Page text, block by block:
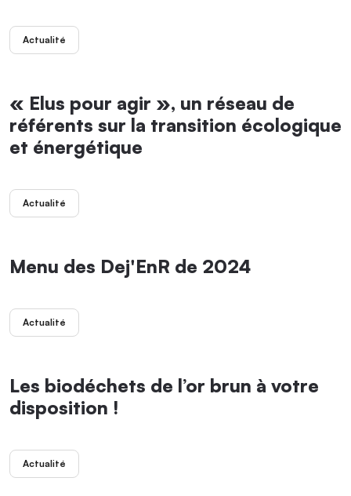
Actualité
« Elus pour agir », un réseau de
référents sur la transition écologique
et énergétique
Actualité
Menu des Dej'EnR de 2024
Actualité
Les biodéchets de l’or brun à votre
disposition !
Actualité